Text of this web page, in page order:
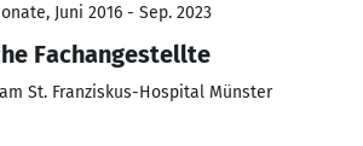
Juni 2016 - Sep. 2023
Fachangestellte
St. Franziskus-Hospital Münster